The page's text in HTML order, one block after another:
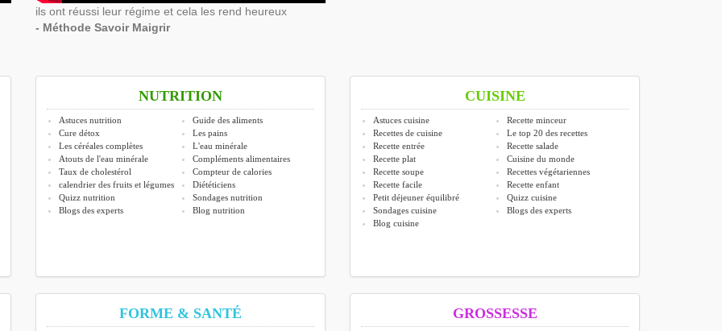
ils ont réussi leur régime et cela les rend heureux
- Méthode Savoir Maigrir
NUTRITION
Astuces nutrition
Guide des aliments
Cure détox
Les pains
Les céréales complètes
L'eau minérale
Atouts de l'eau minérale
Compléments alimentaires
Taux de cholestérol
Compteur de calories
calendrier des fruits et légumes
Diététiciens
Quizz nutrition
Sondages nutrition
Blogs des experts
Blog nutrition
CUISINE
Astuces cuisine
Recette minceur
Recettes de cuisine
Le top 20 des recettes
Recette entrée
Recette salade
Recette plat
Cuisine du monde
Recette soupe
Recettes végétariennes
Recette facile
Recette enfant
Petit déjeuner équilibré
Quizz cuisine
Sondages cuisine
Blogs des experts
Blog cuisine
FORME & SANTÉ GROSSESSE